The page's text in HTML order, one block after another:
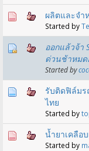
ผลิตและจำ
Started by
ออกแล้วจ้า
ด่วนช้าหมด
Started by
รับติดฟิล์มร
ไทย
Started by
น้ำยาเคลือ
Started by